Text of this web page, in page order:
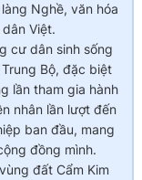
Nghề, văn hóa
Việt.
cư dân sinh sống
Bộ, đặc biệt
lần tham gia hành
nhân lần lượt đến
ban đầu, mang
đồng mình.
đất Cẩm Kim